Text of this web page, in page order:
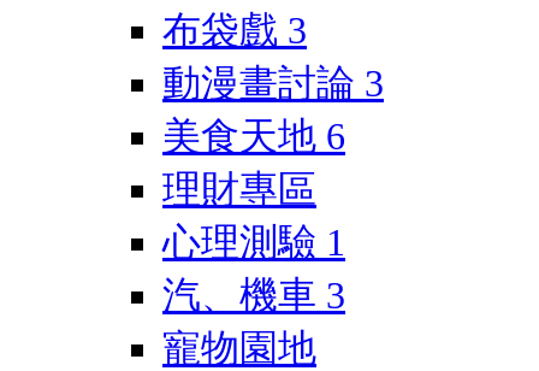
布袋戲 3
動漫畫討論 3
美食天地 6
理財專區
心理測驗 1
汽、機車 3
寵物園地